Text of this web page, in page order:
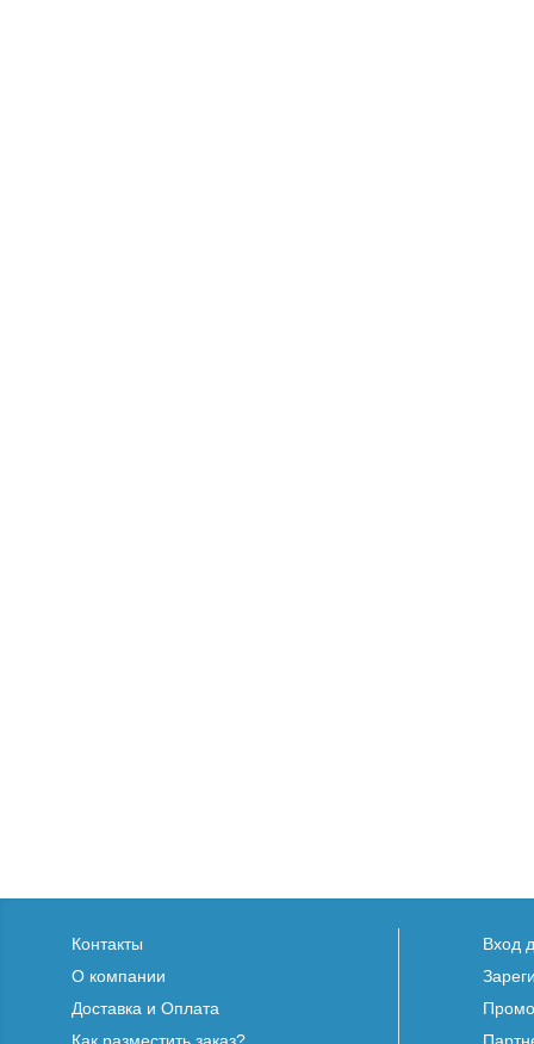
Контакты
О компании
Доставка и Оплата
Вход